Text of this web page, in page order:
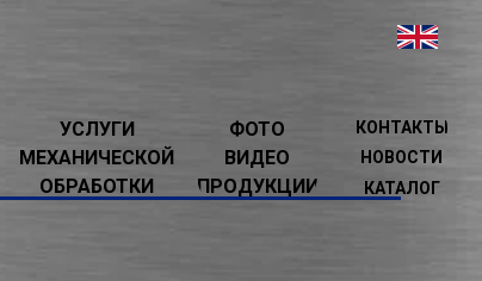
ФОТО
ВИДЕО
ПРОДУКЦИИ
УСЛУГИ
МЕХАНИЧЕСКОЙ
ОБРАБОТКИ
НОВОСТИ
КОНТАКТЫ
КАТАЛОГ